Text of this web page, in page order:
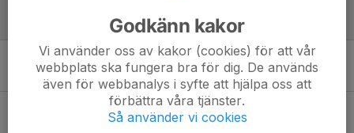
23 jan, 13:42 0
Ny fotbollstermin!
7 jan, 22:10 0
Julavslutning
5 dec 2025 0
Godkänn kakor
Vi använder oss av kakor (cookies) för att vår
webbplats ska fungera bra för dig. De används
även för webbanalys i syfte att hjälpa oss att
förbättra våra tjänster.
Så använder vi cookies